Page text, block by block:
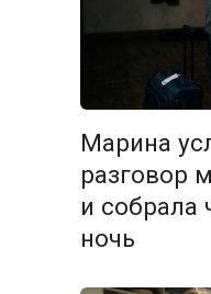
Марина
разговор
и собрала
ночь